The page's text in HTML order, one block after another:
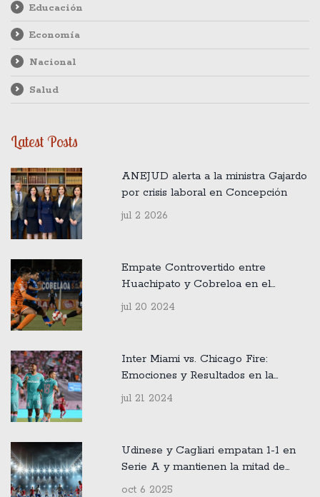
Educación
Economía
Nacional
Salud
Latest Posts
ANEJUD alerta a la ministra Gajardo
por crisis laboral en Concepción
jul 2 2026
Empate Controvertido entre
Huachipato y Cobreloa en el
Campeonato Nacional
jul 20 2024
Inter Miami vs. Chicago Fire:
Emociones y Resultados en la
Semana 28 de la MLS 2024
jul 21 2024
Udinese y Cagliari empatan 1-1 en
Serie A y mantienen la mitad de
tabla
oct 6 2025